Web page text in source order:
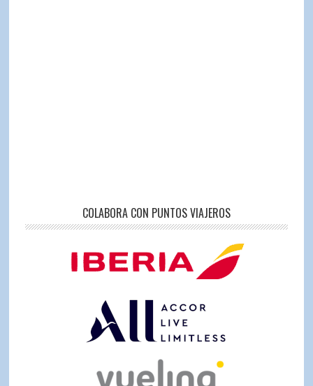
COLABORA CON PUNTOS VIAJEROS